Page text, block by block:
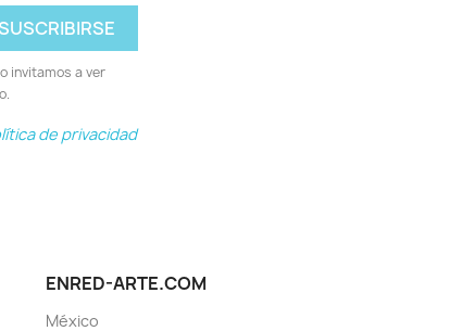
invitamos a ver
de privacidad
ENRED-ARTE.COM
México